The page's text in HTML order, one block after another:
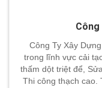
Công
Công Ty Xây
trong lĩnh vực cải
thấm dột triệt để,
Thi công thạch cao.